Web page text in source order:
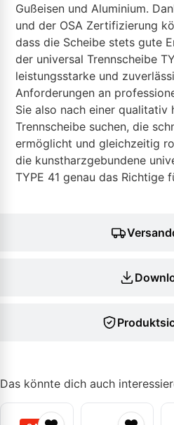
Gußeisen und Aluminium.
und der OSA Zertifizierung
dass die Scheibe stets gute
der universal Trennscheibe
leistungsstarke und
Anforderungen an
Sie also nach einer qualitativ
Trennscheibe suchen, die
ermöglicht und gleichzeitig
die kunstharzgebundene
TYPE 41 genau das Richtige
Das könnte dich auch